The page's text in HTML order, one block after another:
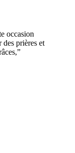
occasion
des prières et
”